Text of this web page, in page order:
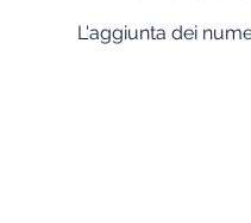
L'aggiunta dei